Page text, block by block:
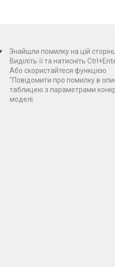
Знайшли помилку на цій
Виділіть її та натисніть
Або скористайтеся функцією
"Повідомити про помилку в
таблицею з параметрами
моделі.